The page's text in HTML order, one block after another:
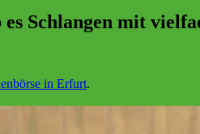
Schlangen mit
in Erfurt.